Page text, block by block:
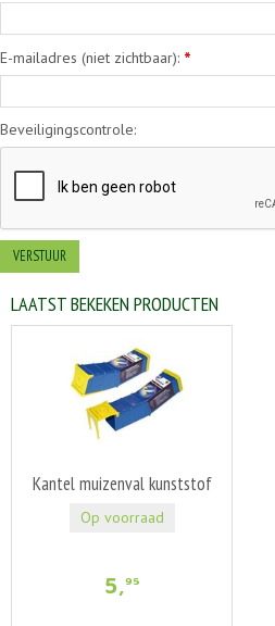
E-mailadres (niet zichtbaar): *
Beveiligingscontrole:
LAATST BEKEKEN PRODUCTEN
Kantel muizenval kunststof
5,95
Op voorraad